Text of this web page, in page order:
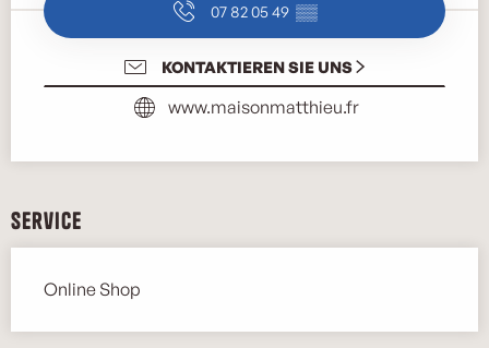
07 82 05 49 ▒▒
KONTAKTIEREN SIE UNS
www.maisonmatthieu.fr
Service
Online Shop